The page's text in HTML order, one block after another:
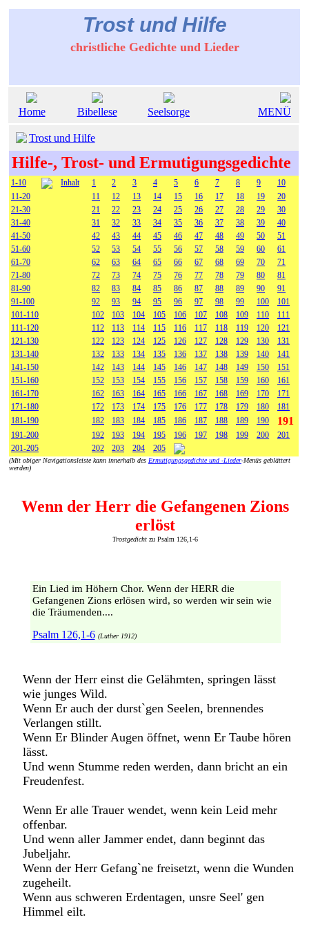
Trost und Hilfe
christliche Gedichte und Lieder
Home Bibellese Seelsorge MENÜ
Trost und Hilfe
Hilfe-, Trost- und Ermutigungsgedichte
1-10 Inhalt 1 2 3 4 5 6 7 8 9
10
11-20
11 12 13 14 15 16 17 18 19
20
21-30
21 22 23 24 25 26 27 28 29
30
31-40
31 32 33 34 35 36 37 38 39
40
41-50
42 43 44 45 46 47 48 49 50
51
51-60
52 53 54 55 56 57 58 59 60
61
61-70
62 63 64 65 66 67 68 69 70
71
71-80
72 73 74 75 76 77 78 79 80
81
81-90
82 83 84 85 86 87 88 89 90
91
91-100
92 93 94 95 96 97 98 99 100
101
101-110
102 103 104 105 106 107 108 109 110
111
111-120
112 113 114 115 116 117 118 119 120
121
121-130
122 123 124 125 126 127 128 129 130
131
131-140
132 133 134 135 136 137 138 139 140
141
141-150
142 143 144 145 146 147 148 149 150
151
151-160
152 153 154 155 156 157 158 159 160
161
161-170
162 163 164 165 166 167 168 169 170
171
171-180
172 173 174 175 176 177 178 179 180
181
181-190
182 183 184 185 186 187 188 189 190 191
191-200 192 193 194 195 196 197 198 199 200
201
201-205
202 203 204 205
(Mit obiger Navigationsleiste kann innerhalb des Ermutigungsgedichte und -Lieder-Menüs geblättert
werden)
Wenn der Herr die Gefangenen Zions
erlöst
Trostgedicht zu Psalm 126,1-6
Ein Lied im Höhern Chor. Wenn der HERR die
Gefangenen Zions erlösen wird, so werden wir sein wie
die Träumenden....
Psalm 126,1-6 (Luther 1912)
Wenn der Herr einst die Gelähmten, springen lässt
wie junges Wild.
Wenn Er auch der durst`gen Seelen, brennendes
Verlangen stillt.
Wenn Er Blinder Augen öffnet, wenn Er Taube hören
lässt.
Und wenn Stumme reden werden, dann bricht an ein
Freudenfest.
Wenn Er alle Trauer wendet, wenn kein Leid mehr
offenbar.
Und wenn aller Jammer endet, dann beginnt das
Jubeljahr.
Wenn der Herr Gefang`ne freisetzt, wenn die Wunden
zugeheilt.
Wenn aus schweren Erdentagen, unsre Seel' gen
Himmel eilt.